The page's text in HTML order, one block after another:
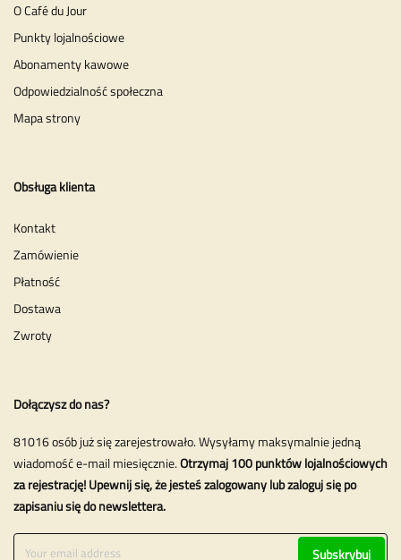
O Café du Jour
Punkty lojalnościowe
Abonamenty kawowe
Odpowiedzialność społeczna
Mapa strony
Obsługa klienta
Kontakt
Zamówienie
Płatność
Dostawa
Zwroty
Dołączysz do nas?
81016 osób już się zarejestrowało. Wysyłamy maksymalnie jedną
wiadomość e-mail miesięcznie.Otrzymaj 100 punktów lojalnościowych
za rejestrację! Upewnij się, że jesteś zalogowany lub zaloguj się po
zapisaniu się do newslettera.
Subskrybuj